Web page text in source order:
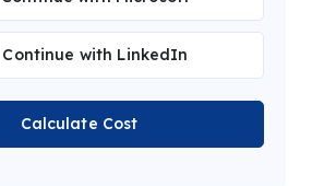
Continue with LinkedIn
Calculate Cost